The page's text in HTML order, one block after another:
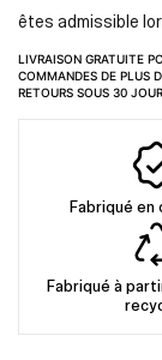
êtes admissible
LIVRAISON GRATUITE
COMMANDES DE PLUS
RETOURS SOUS 30
Fabriqué en
Fabriqué à